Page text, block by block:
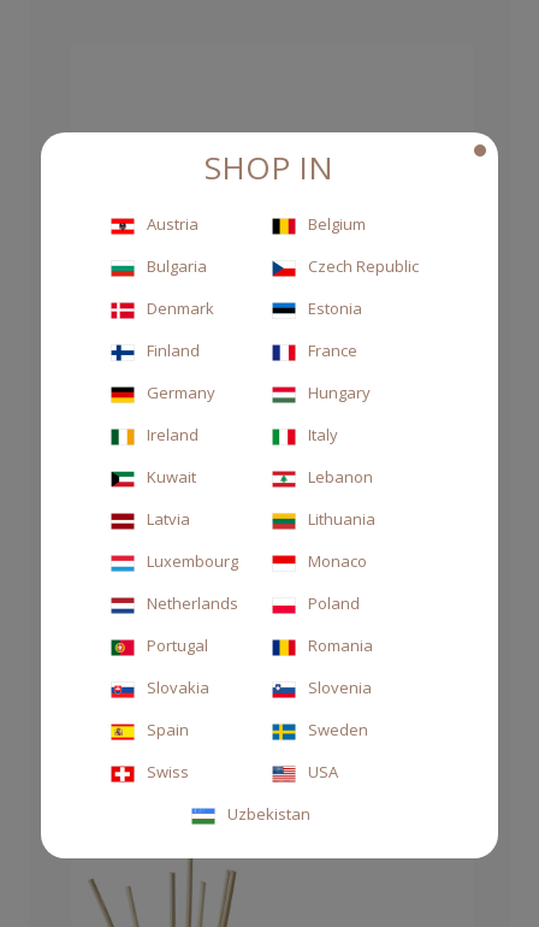
REFILL 1000 ML FICUM BLU
100,00 CHF
SHOP IN
Austria
Belgium
Bulgaria
Czech Republic
Denmark
Estonia
Finland
France
Germany
Hungary
Ireland
Italy
Kuwait
Lebanon
Latvia
Lithuania
Luxembourg
Monaco
Netherlands
Poland
Portugal
Romania
Slovakia
Slovenia
Spain
Sweden
Swiss
USA
Uzbekistan